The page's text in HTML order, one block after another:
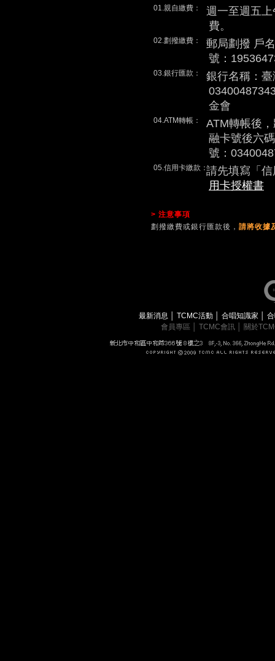
01.親自繳費：
週一至週五
費。
02.劃撥繳費：
郵局劃撥 戶
號：
03.銀行匯款：
銀行名稱：
金會
04.ATM轉帳：
ATM轉帳後
融卡號後六
號：
05.信用卡繳款：請先填寫「
用卡授權書
> 注意事項
劃撥繳費或銀行匯款後， 請將收據
最新消息 TCMC活動 合唱知識家
會員專區
TCMC會訊 關於